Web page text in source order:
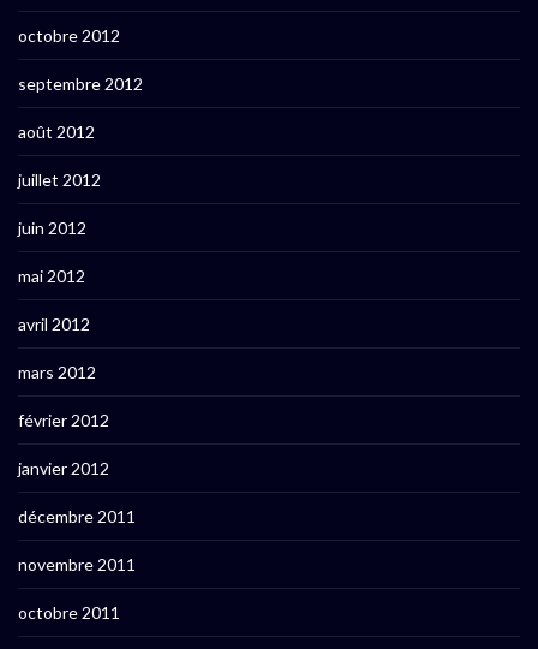
octobre 2012
septembre 2012
août 2012
juillet 2012
juin 2012
mai 2012
avril 2012
mars 2012
février 2012
janvier 2012
décembre 2011
novembre 2011
octobre 2011